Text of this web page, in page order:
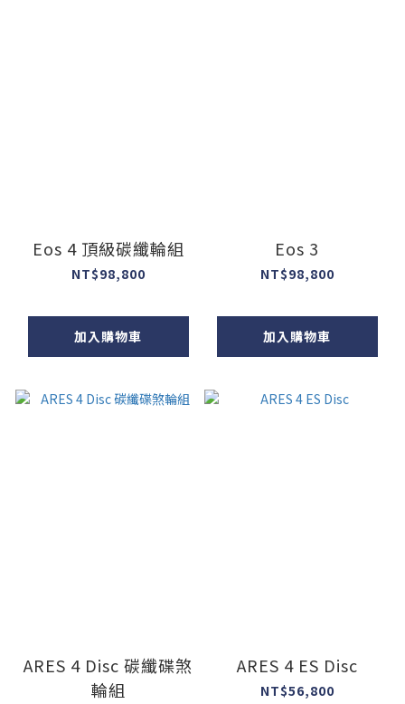
Eos 4 頂級碳纖輪組
NT$98,800
加入購物車
Eos 3
NT$98,800
加入購物車
ARES 4 Disc 碳纖碟煞
輪組
ARES 4 ES Disc
NT$56,800